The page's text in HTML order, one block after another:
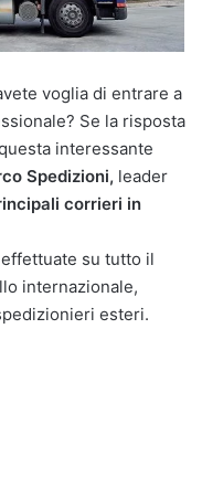
voglia di entrare a
Se la risposta
interessante
Spedizioni, leader
corrieri in
su tutto il
internazionale,
esteri.